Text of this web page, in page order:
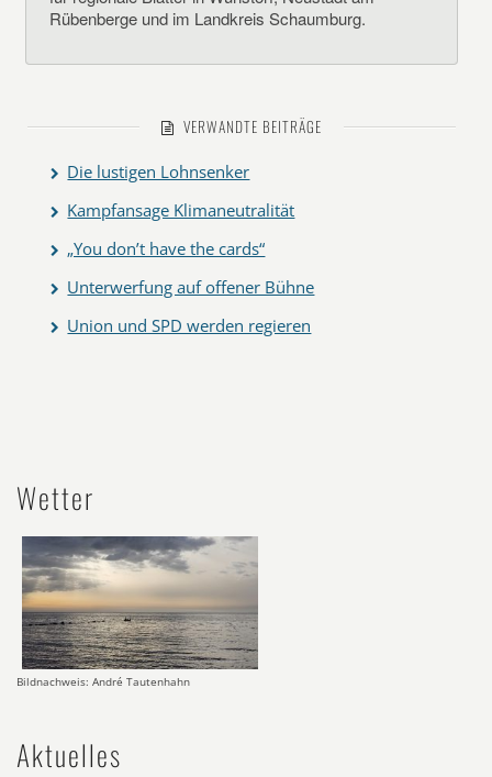
Rübenberge und im Landkreis Schaumburg.
VERWANDTE BEITRÄGE
Die lustigen Lohnsenker
Kampfansage Klimaneutralität
„You don’t have the cards“
Unterwerfung auf offener Bühne
Union und SPD werden regieren
Wetter
Bildnachweis: André Tautenhahn
Aktuelles